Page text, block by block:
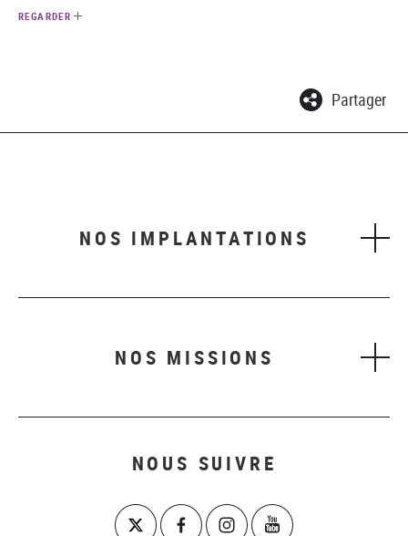
REGARDER
Partager
NOS IMPLANTATIONS
NOS MISSIONS
NOUS SUIVRE